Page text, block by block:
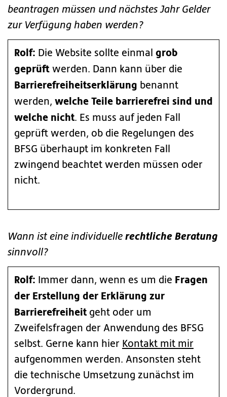
beantragen müssen und nächstes Jahr Gelder
zur Verfügung haben werden?
Rolf: Die Website sollte einmal grob
geprüft werden. Dann kann über die
Barrierefreiheitserklärung benannt
werden, welche Teile barrierefrei sind und
welche nicht. Es muss auf jeden Fall
geprüft werden, ob die Regelungen des
BFSG überhaupt im konkreten Fall
zwingend beachtet werden müssen oder
nicht.
Wann ist eine individuelle rechtliche Beratung
sinnvoll?
Rolf: Immer dann, wenn es um die Fragen
der Erstellung der Erklärung zur
Barrierefreiheitgeht oder um
Zweifelsfragen der Anwendung des BFSG
selbst. Gerne kann hier Kontakt mit mir
aufgenommen werden. Ansonsten steht
die technische Umsetzung zunächst im
Vordergrund.